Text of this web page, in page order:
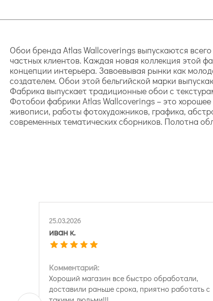
Обои бренда Atlas Wallcoverings выпускаются
частных клиентов. Каждая новая коллекция этой
концепции интерьера. Завоевывая рынки как
создателем. Обои этой бельгийской марки
Фабрика выпускает традиционные обои с
Фотобои фабрики Atlas Wallcoverings – это
живописи, работы фотохудожников, графика,
современных тематических сборников. Полотна
25.03.2026
иван к.
Комментарий:
Хороший магазин все быстро обработали,
доставили раньше срока, приятно работать с